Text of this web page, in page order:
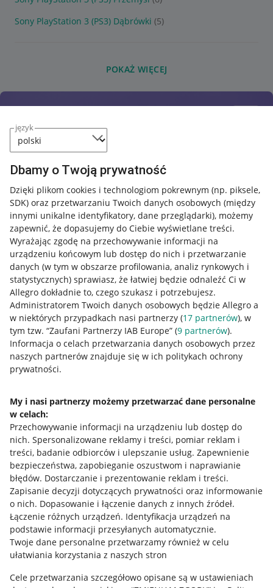
język
Dbamy o Twoją prywatność
Dzięki plikom cookies i technologiom pokrewnym (np. piksele,
SDK) oraz przetwarzaniu Twoich danych osobowych (między
innymi unikalne identyfikatory, dane przeglądarki), możemy
zapewnić, że dopasujemy do Ciebie wyświetlane treści.
Wyrażając zgodę na przechowywanie informacji na
urządzeniu końcowym lub dostęp do nich i przetwarzanie
danych (w tym w obszarze profilowania, analiz rynkowych i
statystycznych) sprawiasz, że łatwiej będzie odnaleźć Ci w
Allegro dokładnie to, czego szukasz i potrzebujesz.
Administratorem Twoich danych osobowych będzie Allegro a
w niektórych przypadkach nasi partnerzy (17 partnerów), w
tym tzw. “Zaufani Partnerzy IAB Europe” (9 partnerów).
Informacja o celach przetwarzania danych osobowych przez
naszych partnerów znajduje się w ich politykach ochrony
prywatności.
My i nasi partnerzy możemy przetwarzać dane personalne
w celach:
Przechowywanie informacji na urządzeniu lub dostęp do
nich. Spersonalizowane reklamy i treści, pomiar reklam i
treści, badanie odbiorców i ulepszanie usług. Zapewnienie
bezpieczeństwa, zapobieganie oszustwom i naprawianie
błędów. Dostarczanie i prezentowanie reklam i treści.
Zapisanie decyzji dotyczących prywatności oraz informowanie
o nich. Dopasowanie i łączenie danych z innych źródeł.
Łączenie różnych urządzeń. Identyfikacja urządzeń na
podstawie informacji przesyłanych automatycznie.
Twoje dane personalne przetwarzamy również w celu
ułatwiania korzystania z naszych stron
Cele przetwarzania szczegółowo opisane są w ustawieniach
Sony PlayStation 3 (PS3) Dąbrówki (5)
POKAŻ WIĘCEJ
Przydatne informacje
Jak to działa
Allegro Gadane dla sprzedających
Allegro Gadane dla kupujących
Mapa miejscowości
Informacje prawne
Regulamin
Polityka plików "cookies"
Ustawienia plików "cookies"
Udostępnianie lokalizacji